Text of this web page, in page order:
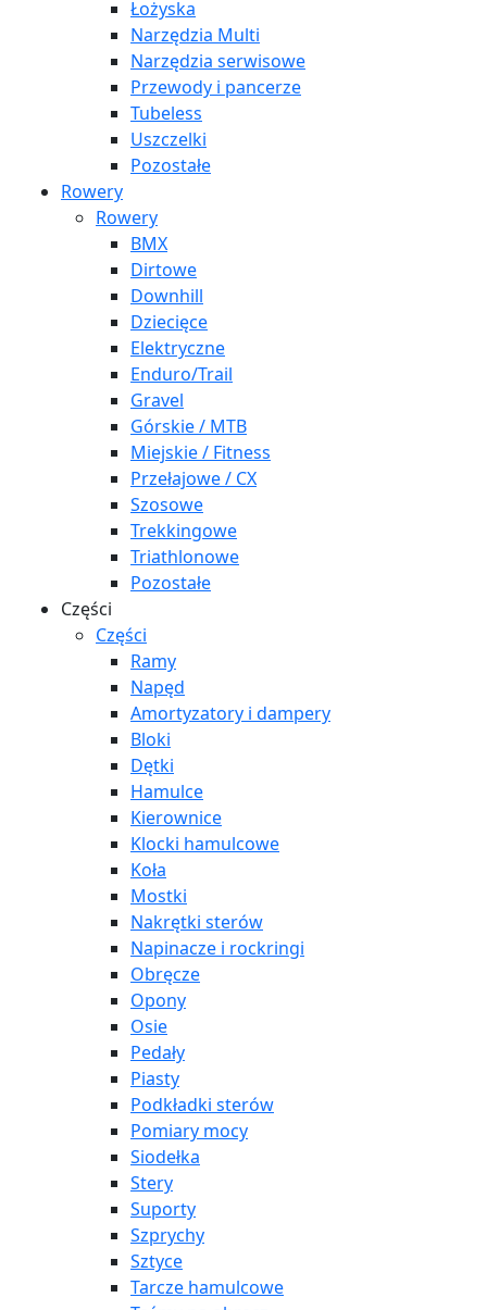
Łożyska
Narzędzia Multi
Narzędzia serwisowe
Przewody i pancerze
Tubeless
Uszczelki
Pozostałe
Rowery
Rowery
BMX
Dirtowe
Downhill
Dziecięce
Elektryczne
Enduro/Trail
Gravel
Górskie / MTB
Miejskie / Fitness
Przełajowe / CX
Szosowe
Trekkingowe
Triathlonowe
Pozostałe
Części
Części
Ramy
Napęd
Amortyzatory i dampery
Bloki
Dętki
Hamulce
Kierownice
Klocki hamulcowe
Koła
Mostki
Nakrętki sterów
Napinacze i rockringi
Obręcze
Opony
Osie
Pedały
Piasty
Podkładki sterów
Pomiary mocy
Siodełka
Stery
Suporty
Szprychy
Sztyce
Tarcze hamulcowe